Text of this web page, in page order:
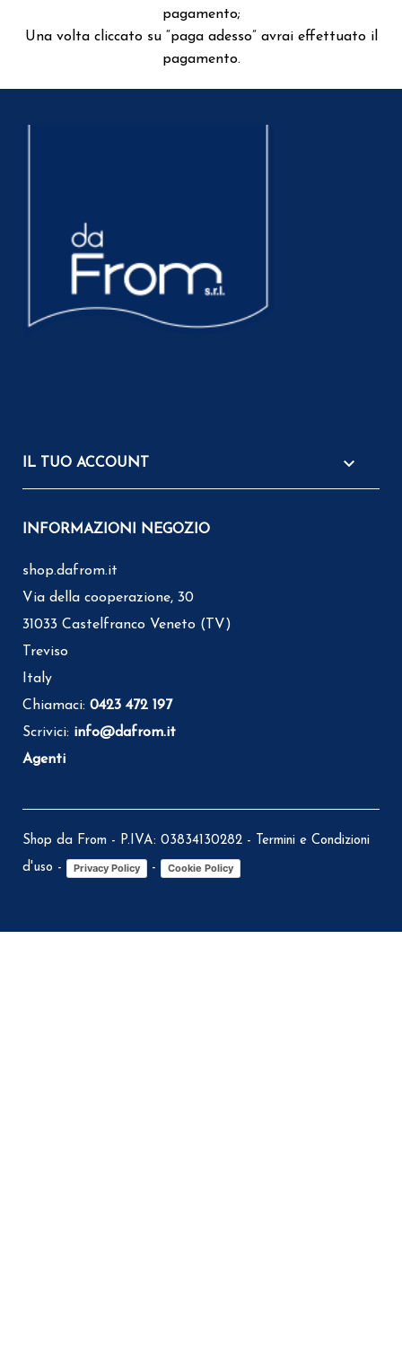
pagamento;
Una volta cliccato su “paga adesso” avrai effettuato il
pagamento.
IL TUO ACCOUNT 
INFORMAZIONI NEGOZIO
shop.dafrom.it
Via della cooperazione, 30
31033 Castelfranco Veneto (TV)
Treviso
Italy
Chiamaci: 0423 472 197
Scrivici: info@dafrom.it
Agenti
Shop da From - P.IVA: 03834130282 - Termini e Condizioni
d'uso - Privacy Policy - Cookie Policy